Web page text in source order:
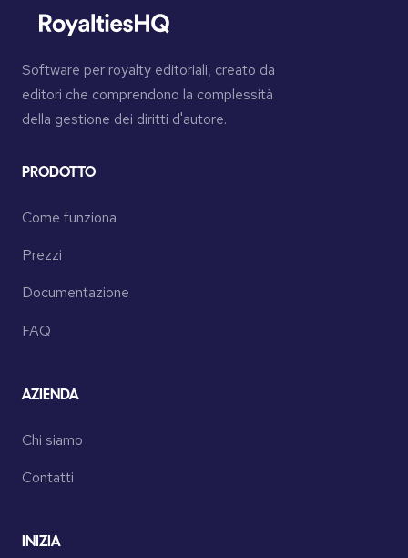
Software per royalty editoriali, creato da
editori che comprendono la complessità
della gestione dei diritti d'autore.
PRODOTTO
Come funziona
Prezzi
Documentazione
FAQ
AZIENDA
Chi siamo
Contatti
INIZIA